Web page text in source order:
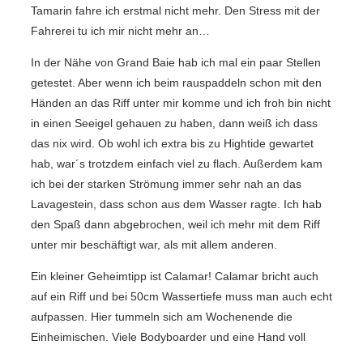
Tamarin fahre ich erstmal nicht mehr. Den Stress mit der
Fahrerei tu ich mir nicht mehr an…
In der Nähe von Grand Baie hab ich mal ein paar Stellen
getestet. Aber wenn ich beim rauspaddeln schon mit den
Händen an das Riff unter mir komme und ich froh bin nicht
in einen Seeigel gehauen zu haben, dann weiß ich dass
das nix wird. Ob wohl ich extra bis zu Hightide gewartet
hab, war´s trotzdem einfach viel zu flach. Außerdem kam
ich bei der starken Strömung immer sehr nah an das
Lavagestein, dass schon aus dem Wasser ragte. Ich hab
den Spaß dann abgebrochen, weil ich mehr mit dem Riff
unter mir beschäftigt war, als mit allem anderen.
Ein kleiner Geheimtipp ist Calamar! Calamar bricht auch
auf ein Riff und bei 50cm Wassertiefe muss man auch echt
aufpassen. Hier tummeln sich am Wochenende die
Einheimischen. Viele Bodyboarder und eine Hand voll